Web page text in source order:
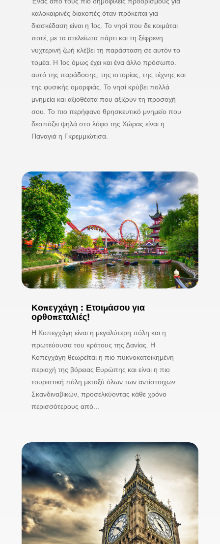
καλοκαιρινές διακοπές όταν πρόκειται για
διασκέδαση είναι η Ίος. Το νησί που δε κοιμάται
ποτέ, με τα ατελείωτα πάρτι και τη ξέφρενη
νυχτερινή ζωή κλέβει τη παράσταση σε αυτόν το
τομέα. Η Ίος όμως έχει και ένα άλλο πρόσωπο.
αυτό της παράδοσης, της ιστορίας, της τέχνης και
της φυσικής ομορφιάς. Το νησί κρύβει πολλά
μνημεία και αξιοθέατα που αξίζουν τη προσοχή
σου. Το πιο περήφανο θρησκευτικό μνημείο που
δεσπόζει ψηλά στο λόφο της Χώρας είναι η
Παναγιά η Γκρεμμιώτισα.
Κοπεγχάγη : Ετοιμάσου για
ορθοπεταλιές!
Η Κοπεγχάγη είναι η μεγαλύτερη πόλη και η
πρωτεύουσα του κράτους της Δανίας. Η
Κοπεγχάγη θεωρείται η πιο πυκνοκατοικημένη
περιοχή της βόρειας Ευρώπης και είναι η πιο
τουριστική πόλη μεταξύ όλων των αντίστοιχων
Σκανδιναβικών, προσελκύοντας κάθε χρόνο
περισσότερους από...